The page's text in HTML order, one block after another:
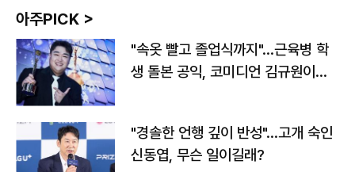
아주PICK >
"속옷 빨고 졸업식까지"…근육병 학
생 돌본 공익, 코미디언 김규원이었
"경솔한 언행 깊이 반성"…고개 숙인
신동엽, 무슨 일이길래?